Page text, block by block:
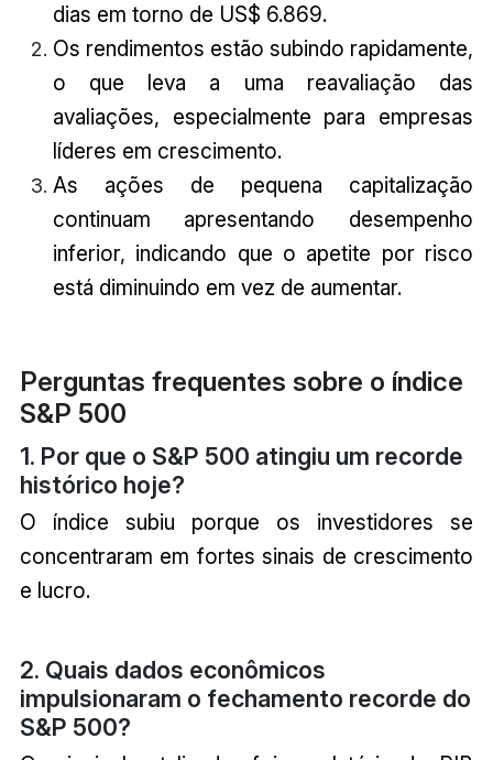
dias em torno de US$ 6.869.
Os rendimentos estão subindo rapidamente,
o que leva a uma reavaliação das
avaliações, especialmente para empresas
líderes em crescimento.
As ações de pequena capitalização
continuam apresentando desempenho
inferior, indicando que o apetite por risco
está diminuindo em vez de aumentar.
Perguntas frequentes sobre o índice
S&P 500
1. Por que o S&P 500 atingiu um recorde
histórico hoje?
O índice subiu porque os investidores se
concentraram em fortes sinais de crescimento
e lucro.
2. Quais dados econômicos
impulsionaram o fechamento recorde do
S&P 500?